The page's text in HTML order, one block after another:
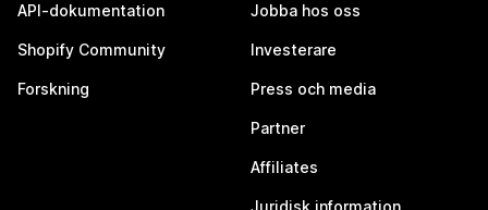
API-dokumentation
Shopify Community
Forskning
Jobba hos oss
Investerare
Press och media
Partner
Affiliates
Juridisk information